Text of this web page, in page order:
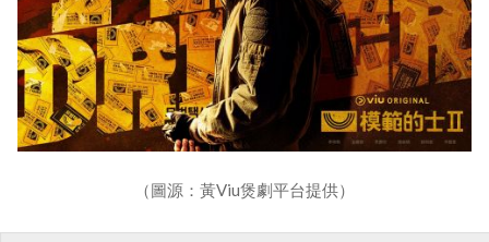
（圖源：黃Viu煲劇平台提供）